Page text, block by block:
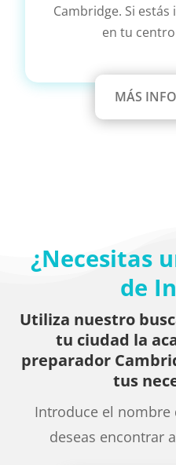
Cambridge. Si
en tu
MÁS
¿Necesitas
de
Utiliza nuestro
tu ciudad la
preparador
tus
Introduce el
deseas encontrar